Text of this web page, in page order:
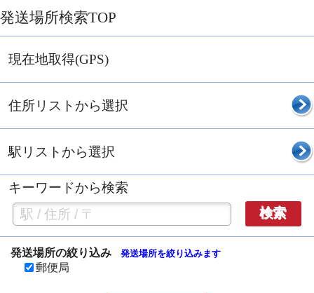
発送場所検索TOP
現在地取得(GPS)
住所リストから選択
駅リストから選択
キーワードから検索
検索
発送場所の絞り込み 発送場所を絞り込みます
郵便局